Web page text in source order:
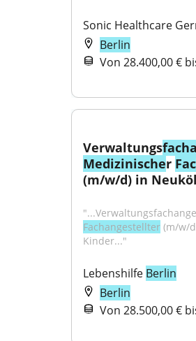
Sonic Healthcare
Berlin
Von 28.400,00 €
Verwaltungs
Medizinischer
(m/w/d) in
Fachangestellter (m/w/
Kinder..."
Lebenshilfe Berlin
Berlin
Von 28.500,00 €